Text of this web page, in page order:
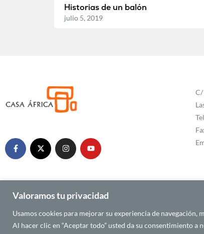
Valoramos tu privacidad
Usamos cookies para mejorar su experiencia de
Al hacer clic en “Aceptar todo” usted da su consentimiento a
Historias de un balón
julio 5, 2019
C/
© 2025 CASA ÁFRICA